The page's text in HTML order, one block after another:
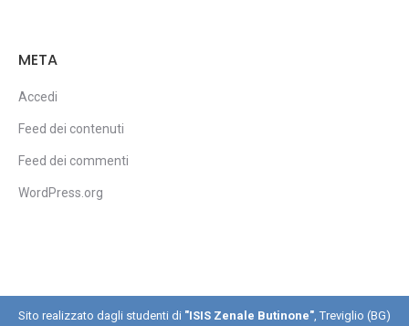
META
Accedi
Feed dei contenuti
Feed dei commenti
WordPress.org
Sito realizzato dagli studenti di "ISIS Zenale Butinone" , Treviglio (BG)